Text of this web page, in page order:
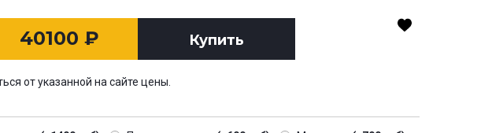
40100 ₽ Купить
от указанной на сайте цены.